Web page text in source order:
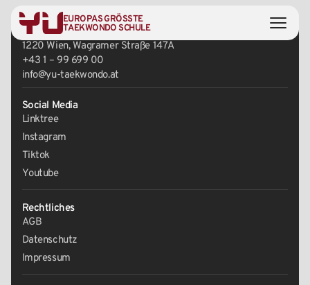
EUROPAS GRÖSSTE
TAEKWONDO SCHULE
Zentrale
1220 Wien, Wagramer Straße 147A
+43 1 – 99 699 00
info@yu-taekwondo.at
Social Media
Linktree
Instagram
Tiktok
Youtube
Rechtliches
AGB
Datenschutz
Impressum